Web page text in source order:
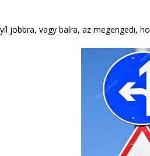
jobbra, vagy balra, az megengedi,